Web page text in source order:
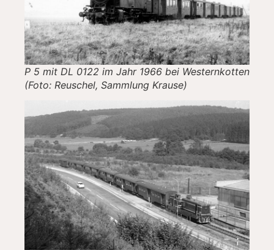
P 5 mit DL 0122 im Jahr 1966 bei Westernkotten
(Foto: Reuschel, Sammlung Krause)